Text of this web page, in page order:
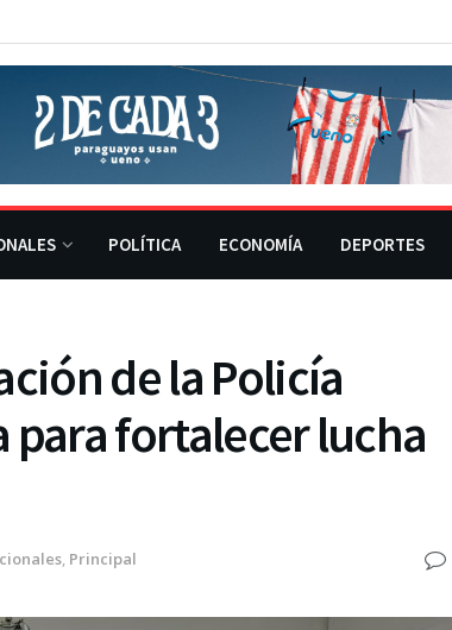
POLÍTICA ECONOMÍA DEPORTES
de la Policía
para fortalecer lucha
, Principal